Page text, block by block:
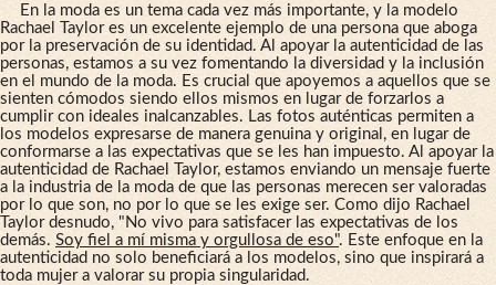
En la moda es un tema cada vez más importante, y la modelo
Rachael Taylor es un excelente ejemplo de una persona que aboga
por la preservación de su identidad. Al apoyar la autenticidad de las
personas, estamos a su vez fomentando la diversidad y la inclusión
en el mundo de la moda. Es crucial que apoyemos a aquellos que se
sienten cómodos siendo ellos mismos en lugar de forzarlos a
cumplir con ideales inalcanzables. Las fotos auténticas permiten a
los modelos expresarse de manera genuina y original, en lugar de
conformarse a las expectativas que se les han impuesto. Al apoyar la
autenticidad de Rachael Taylor, estamos enviando un mensaje fuerte
a la industria de la moda de que las personas merecen ser valoradas
por lo que son, no por lo que se les exige ser. Como dijo Rachael
Taylor desnudo, "No vivo para satisfacer las expectativas de los
demás. Soy fiel a mí misma y orgullosa de eso". Este enfoque en la
autenticidad no solo beneficiará a los modelos, sino que inspirará a
toda mujer a valorar su propia singularidad.